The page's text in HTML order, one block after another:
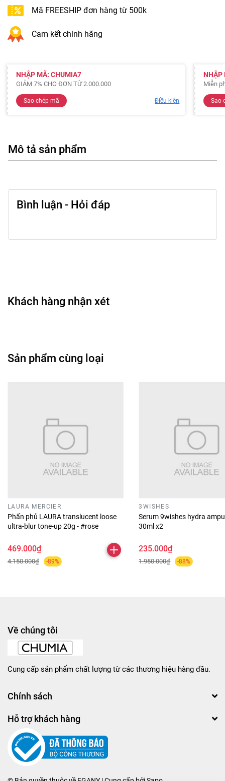
Mã FREESHIP đơn hàng từ 500k
Cam kết chính hãng
NHẬP MÃ: CHUMIA7
GIẢM 7% CHO ĐƠN TỪ 2.000.000
Sao chép mã Điều kiện
NHẬP
Miễn
Sao
Mô tả sản phẩm
Bình luận - Hỏi đáp
Khách hàng nhận xét
Sản phẩm cùng loại
LAURA MERCIER
Phấn phủ LAURA translucent loose
ultra-blur tone-up 20g - #rose
469.000₫
4.150.000₫ -89%
3WISHES
Serum 9wishes hydra
30ml x2
235.000₫
1.950.000₫ -88%
Về chúng tôi
Cung cấp sản phẩm chất lượng từ các thương hiệu hàng đầu.
Chính sách
Hỗ trợ khách hàng